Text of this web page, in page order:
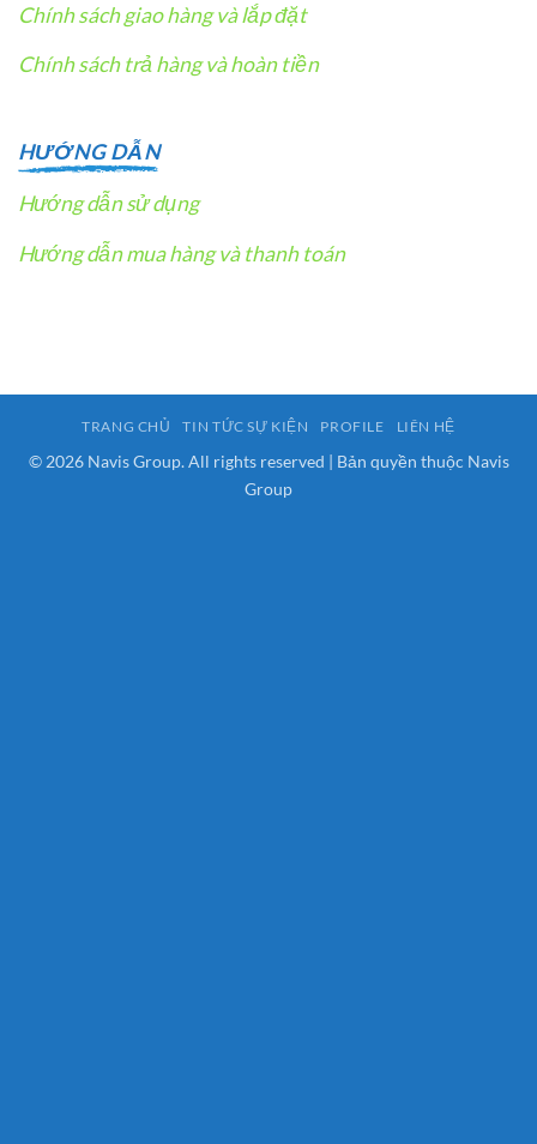
Chính sách giao hàng và lắp đặt
Chính sách trả hàng và hoàn tiền
HƯỚNG DẪN
Hướng dẫn sử dụng
Hướng dẫn mua hàng và thanh toán
TRANG CHỦ TIN TỨC SỰ KIỆN PROFILE LIÊN HỆ
© 2026 Navis Group. All rights reserved | Bản quyền thuộc Navis
Group